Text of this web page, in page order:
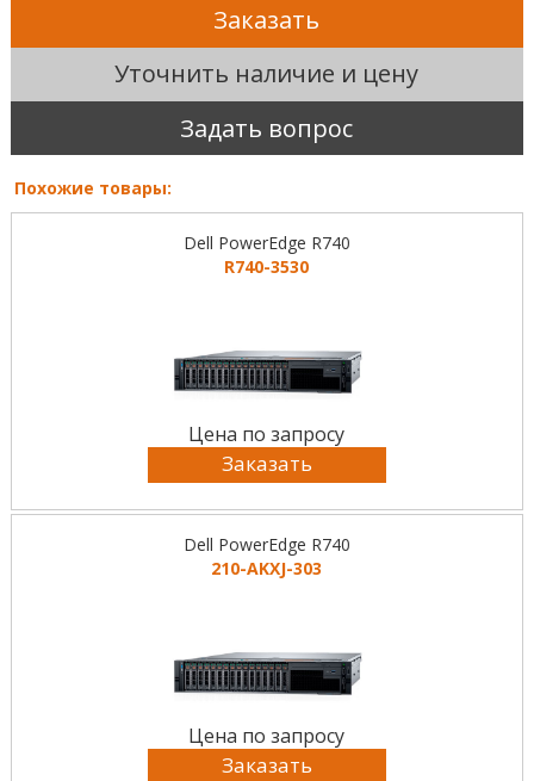
Заказать
Уточнить наличие и цену
Задать вопрос
Похожие товары:
Dell PowerEdge R740
R740-3530
Цена по запросу
Заказать
Dell PowerEdge R740
210-AKXJ-303
Цена по запросу
Заказать